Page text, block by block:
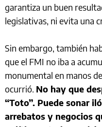
garantiza un buen
legislativas, ni evita una
Sin embargo, también
que el FMI no iba a
monumental en manos
ocurrió. No hay que
“Toto”. Puede sonar
arrebatos y negocios